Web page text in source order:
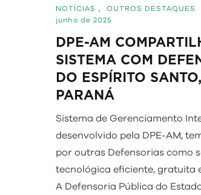
NOTÍCIAS , OUTROS DESTAQUES
junho de 2025
DPE-AM
SISTEMA COM
DO ESPÍRITO
PARANÁ
Sistema de Gerenciamento
desenvolvido pela DPE-AM,
por outras Defensorias como
tecnológica eficiente, gratuita
A Defensoria Pública do